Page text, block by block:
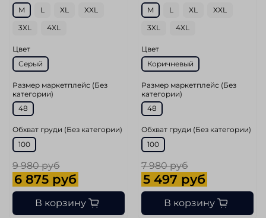
M
L XL XXL
3XL 4XL
Цвет
Серый
Размер маркетплейс (Без
категории)
48
Обхват груди (Без категории)
100
9 980 руб
6 875 руб
В корзину
M
L XL XXL
3XL 4XL
Цвет
Коричневый
Размер маркетплейс (Без
категории)
48
Обхват груди (Без категории)
100
7 980 руб
5 497 руб
В корзину